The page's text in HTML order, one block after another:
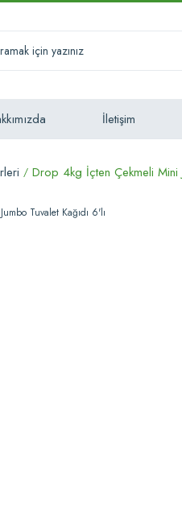
İletişim
Drop 4kg İçten Çekmeli Mini